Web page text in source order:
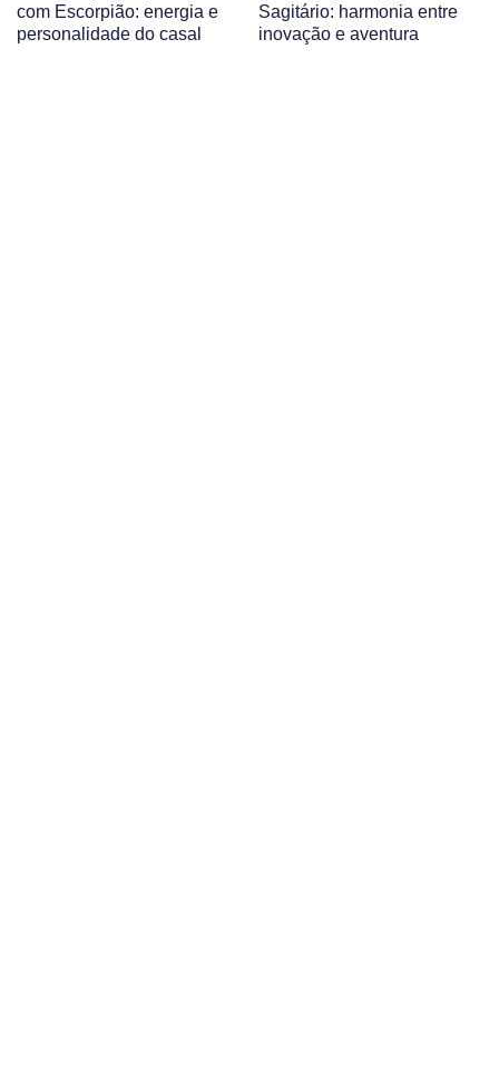
com Escorpião: energia e
personalidade do casal
Sagitário: harmonia entre
inovação e aventura